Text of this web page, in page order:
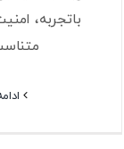
باتجربه،